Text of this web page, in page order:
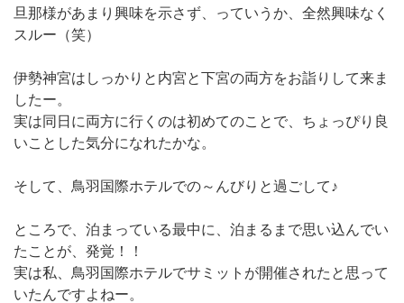
旦那様があまり興味を示さず、っていうか、全然興味なく
スルー（笑）
伊勢神宮はしっかりと内宮と下宮の両方をお詣りして来ま
したー。
実は同日に両方に行くのは初めてのことで、ちょっぴり良
いことした気分になれたかな。
そして、鳥羽国際ホテルでの～んびりと過ごして♪
ところで、泊まっている最中に、泊まるまで思い込んでい
たことが、発覚！！
実は私、鳥羽国際ホテルでサミットが開催されたと思って
いたんですよねー。